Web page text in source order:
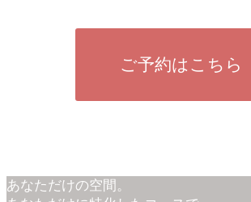
ご予約はこちら
あなただけの空間。